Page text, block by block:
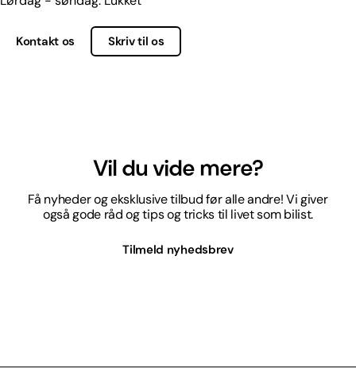
Kontakt os Skriv til os
Vil du vide mere?
Få nyheder og eksklusive tilbud før alle andre! Vi giver
også gode råd og tips og tricks til livet som bilist.
Tilmeld nyhedsbrev